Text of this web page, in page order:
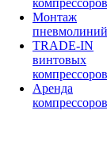
компрессоров
Монтаж
пневмолиний
TRADE-IN
винтовых
компрессоров
Аренда
компрессоров